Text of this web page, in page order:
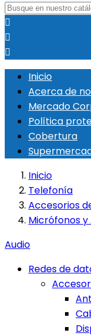



Inicio
Acerca de
Mercado
Política
Cobertura
Inicio
Telefonía
Accesorios
Micrófonos
Audio
Redes de